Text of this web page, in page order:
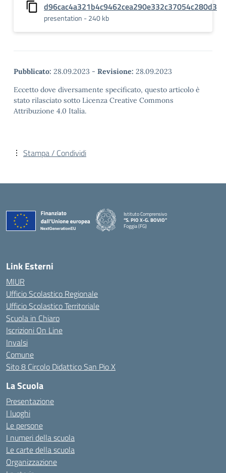
d96cac4a321b4c9462cea290e332c37054c280d3
presentation - 240 kb
Pubblicato: 28.09.2023 - Revisione: 28.09.2023
Eccetto dove diversamente specificato, questo articolo è
stato rilasciato sotto Licenza Creative Commons
Attribuzione 4.0 Italia.
Stampa / Condividi
Istituto Comprensivo
“S. PIO X-G. BOVIO”
Foggia (FG)
— Visita la pagina iniziale della scuola
Link Esterni
MIUR
Ufficio Scolastico Regionale
Ufficio Scolastico Territoriale
Scuola in Chiaro
Iscrizioni On Line
Invalsi
Comune
Sito 8 Circolo Didattico San Pio X
La Scuola
Presentazione
I luoghi
Le persone
I numeri della scuola
Le carte della scuola
Organizzazione